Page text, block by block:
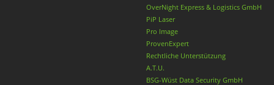
OverNight Express & Logistics GmbH
PiP Laser
Pro Image
ProvenExpert
Rechtliche Unterstützung
A.T.U.
BSG-Wüst Data Security GmbH